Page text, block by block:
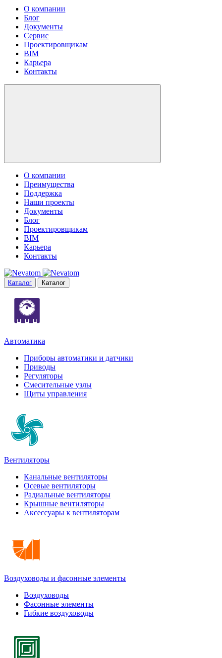
О компании
Блог
Документы
Сервис
Проектировщикам
BIM
Карьера
Контакты
О компании
Преимущества
Поддержка
Наши проекты
Документы
Блог
Проектировщикам
BIM
Карьера
Контакты
Каталог Каталог
Автоматика
Приборы автоматики и датчики
Приводы
Регуляторы
Смесительные узлы
Щиты управления
Вентиляторы
Канальные вентиляторы
Осевые вентиляторы
Радиальные вентиляторы
Крышные вентиляторы
Аксессуары к вентиляторам
Воздуховоды и фасонные элементы
Воздуховоды
Фасонные элементы
Гибкие воздуховоды